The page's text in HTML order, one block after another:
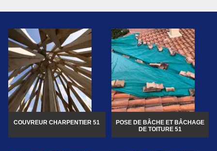
COUVREUR CHARPENTIER 51
POSE DE BÂCHE ET BÂCHAGE
DE TOITURE 51